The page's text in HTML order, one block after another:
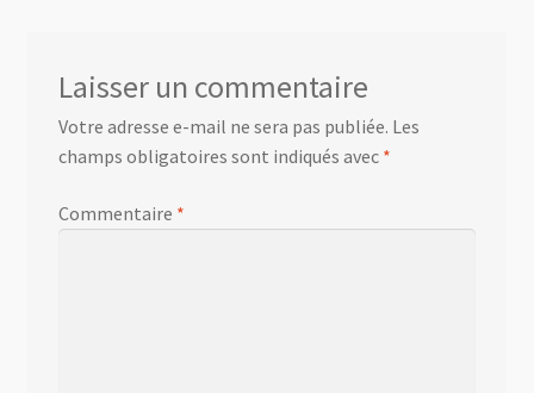
Laisser un commentaire
Votre adresse e-mail ne sera pas publiée. Les
champs obligatoires sont indiqués avec *
Commentaire *